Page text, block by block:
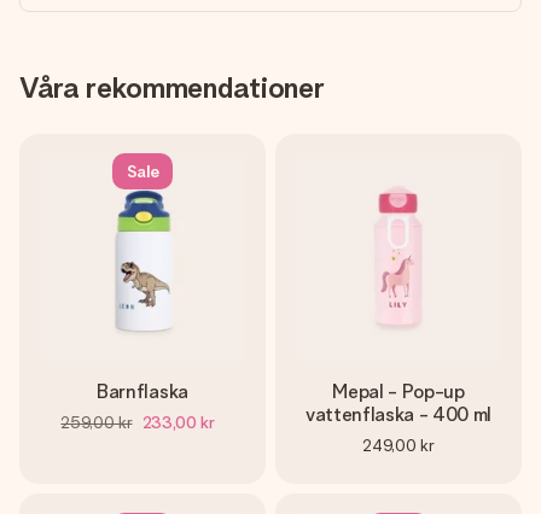
Våra rekommendationer
Sale
Barnflaska
259,00 kr 233,00 kr
Mepal - Pop-up
vattenflaska - 400 ml
249,00 kr